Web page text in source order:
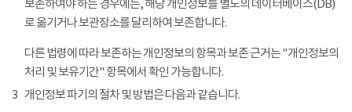
보존하여야 하는 경우에는, 해당 개인정보를 별도의 데이터베이스(DB)
로 옮기거나 보관장소를 달리하여 보존합니다.
다른 법령에 따라 보존하는 개인정보의 항목과 보존 근거는 "개인정보의
처리 및 보유기간" 항목에서 확인 가능합니다.
3 개인정보 파기의 절차 및 방법은 다음과 같습니다.